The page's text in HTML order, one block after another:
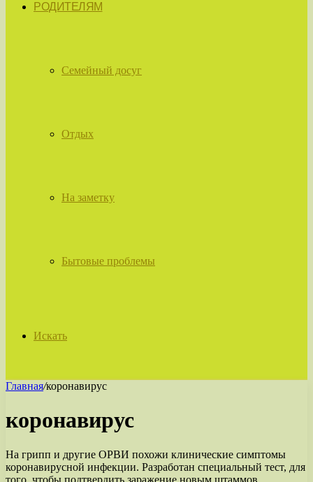
РОДИТЕЛЯМ
Семейный досуг
Отдых
На заметку
Бытовые проблемы
Искать
Главная/коронавирус
коронавирус
На грипп и другие ОРВИ похожи клинические симптомы
коронавирусной инфекции. Разработан специальный тест, для
того, чтобы подтвердить заражение новым штаммов